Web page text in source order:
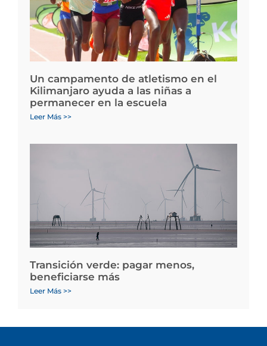
Un campamento de atletismo en el
Kilimanjaro ayuda a las niñas a
permanecer en la escuela
Leer Más >>
Transición verde: pagar menos,
beneficiarse más
Leer Más >>